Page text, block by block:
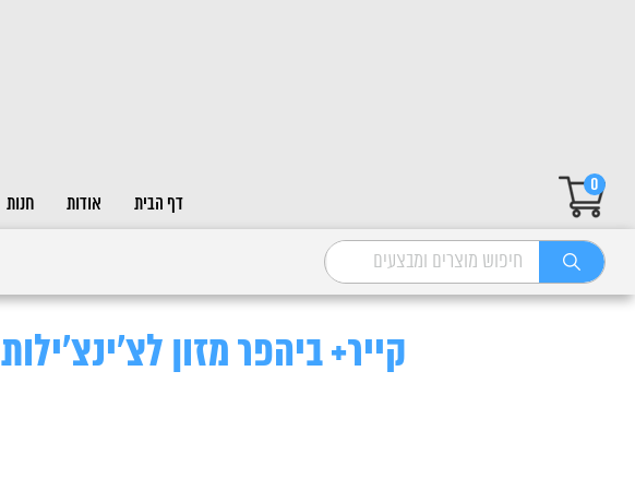
0
דף הבית
אודות חנות
קייר+ ביהפר מזון לצ'ינצ'ילות 1.5 ליטר